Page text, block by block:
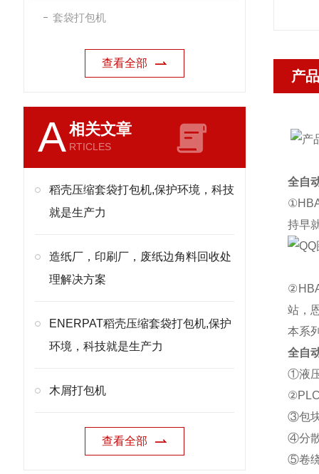
套袋打包机
查看全部
A相关文章
RTICLES
稻壳压缩套袋打包机,保护环境，科技
就是生产力
造纸厂，印刷厂，废纸边角料回收处
理解决方案
ENERPAT稻壳压缩套袋打包机,保护
环境，科技就是生产力
木屑打包机
查看全部
产
全自
持早
站，
本系
全自
①液
③包
④分
⑤卷